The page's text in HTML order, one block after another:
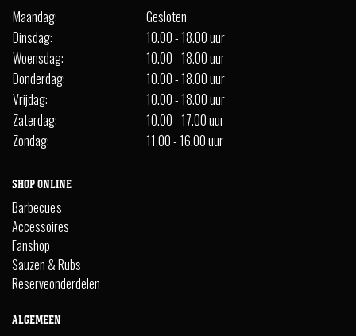
Maandag:
Gesloten
Dinsdag:
10.00 - 18.00 uur
Woensdag:
10.00 - 18.00 uur
Donderdag:
10.00 - 18.00 uur
Vrijdag:
10.00 - 18.00 uur
Zaterdag:
10.00 - 17.00 uur
Zondag:
11.00 - 16.00 uur
SHOP ONLINE
Barbecue's
Accessoires
Fanshop
Sauzen & Rubs
Reserveonderdelen
ALGEMEEN